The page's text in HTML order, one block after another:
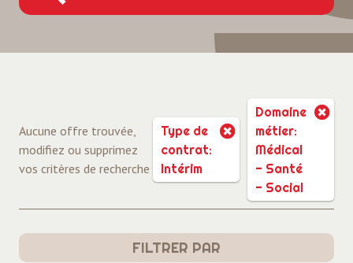
Aucune offre trouvée,
modifiez ou supprimez
vos critères de recherche
Type de
contrat:
Intérim
Domaine
métier:
Médical
- Santé
- Social
FILTRER PAR